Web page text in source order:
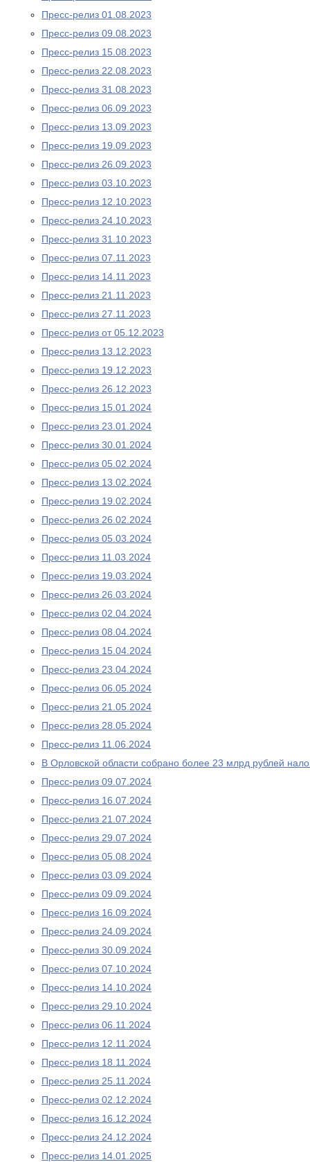
Пресс-релиз 01.08.2023
Пресс-релиз 09.08.2023
Пресс-релиз 15.08.2023
Пресс-релиз 22.08.2023
Пресс-релиз 31.08.2023
Пресс-релиз 06.09.2023
Пресс-релиз 13.09.2023
Пресс-релиз 19.09.2023
Пресс-релиз 26.09.2023
Пресс-релиз 03.10.2023
Пресс-релиз 12.10.2023
Пресс-релиз 24.10.2023
Пресс-релиз 31.10.2023
Пресс-релиз 07.11.2023
Пресс-релиз 14.11.2023
Пресс-релиз 21.11.2023
Пресс-релиз 27.11.2023
Пресс-релиз от 05.12.2023
Пресс-релиз 13.12.2023
Пресс-релиз 19.12.2023
Пресс-релиз 26.12.2023
Пресс-релиз 15.01.2024
Пресс-релиз 23.01.2024
Пресс-релиз 30.01.2024
Пресс-релиз 05.02.2024
Пресс-релиз 13.02.2024
Пресс-релиз 19.02.2024
Пресс-релиз 26.02.2024
Пресс-релиз 05.03.2024
Пресс-релиз 11.03.2024
Пресс-релиз 19.03.2024
Пресс-релиз 26.03.2024
Пресс-релиз 02.04.2024
Пресс-релиз 08.04.2024
Пресс-релиз 15.04.2024
Пресс-релиз 23.04.2024
Пресс-релиз 06.05.2024
Пресс-релиз 21.05.2024
Пресс-релиз 28.05.2024
Пресс-релиз 11.06.2024
В Орловской области собрано более 23 млрд рублей
Пресс-релиз 09.07.2024
Пресс-релиз 16.07.2024
Пресс-релиз 21.07.2024
Пресс-релиз 29.07.2024
Пресс-релиз 05.08.2024
Пресс-релиз 03.09.2024
Пресс-релиз 09.09.2024
Пресс-релиз 16.09.2024
Пресс-релиз 24.09.2024
Пресс-релиз 30.09.2024
Пресс-релиз 07.10.2024
Пресс-релиз 14.10.2024
Пресс-релиз 29.10.2024
Пресс-релиз 06.11.2024
Пресс-релиз 12.11.2024
Пресс-релиз 18.11.2024
Пресс-релиз 25.11.2024
Пресс-релиз 02.12.2024
Пресс-релиз 16.12.2024
Пресс-релиз 24.12.2024
Пресс-релиз 14.01.2025